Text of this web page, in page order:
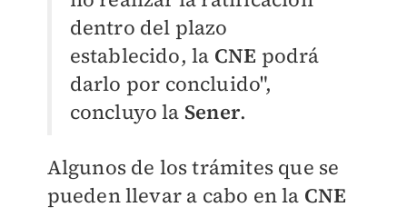
dentro del plazo
establecido, la CNE podrá
darlo por concluido",
concluyo la Sener.
Algunos de los trámites que se
pueden llevar a cabo en la CNE